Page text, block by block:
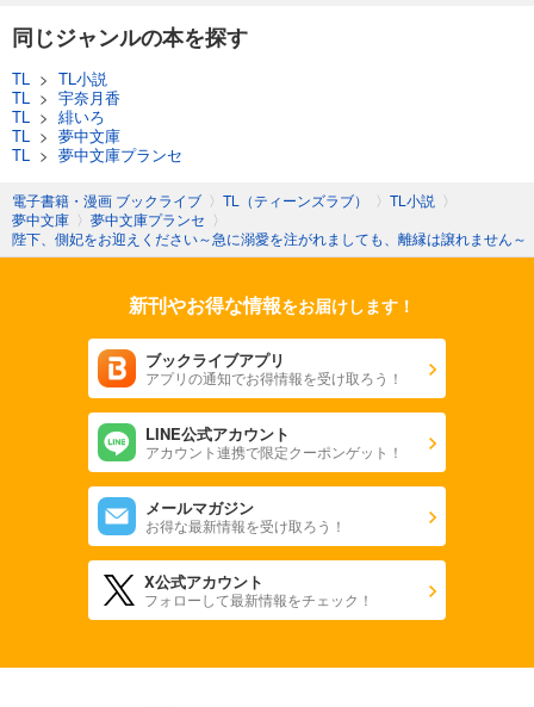
同じジャンルの本を探す
TL > TL小説
TL > 宇奈月香
TL > 緋いろ
TL > 夢中文庫
TL > 夢中文庫プランセ
電子書籍・漫画 ブックライブ 〉 TL（ティーンズラブ） 〉 TL小説 〉
夢中文庫 〉 夢中文庫プランセ 〉
陛下、側妃をお迎えください～急に溺愛を注がれましても、離縁は譲れません～
新刊やお得な情報をお届けします！
ブックライブアプリ
アプリの通知でお得情報を受け取ろう！
LINE公式アカウント
アカウント連携で限定クーポンゲット！
メールマガジン
お得な最新情報を受け取ろう！
X公式アカウント
フォローして最新情報をチェック！